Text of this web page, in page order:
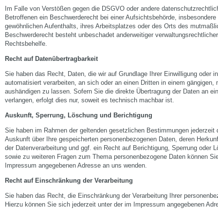
Im Falle von Verstößen gegen die DSGVO oder andere
Betroffenen ein Beschwerderecht bei einer Aufsichtsbehörde,
gewöhnlichen Aufenthalts, ihres Arbeitsplatzes oder des Orts des
Beschwerderecht besteht unbeschadet anderweitiger
Rechtsbehelfe.
Recht auf Datenübertragbarkeit
Sie haben das Recht, Daten, die wir auf Grundlage Ihrer Einwilligung oder
automatisiert verarbeiten, an sich oder an einen Dritten in einem gängigen,
aushändigen zu lassen. Sofern Sie die direkte Übertragung der Daten an
verlangen, erfolgt dies nur, soweit es technisch machbar ist.
Auskunft, Sperrung, Löschung und Berichtigung
Sie haben im Rahmen der geltenden gesetzlichen Bestimmungen
Auskunft über Ihre gespeicherten personenbezogenen Daten, deren
der Datenverarbeitung und ggf. ein Recht auf Berichtigung, Sperrung oder
sowie zu weiteren Fragen zum Thema personenbezogene Daten können
Impressum angegebenen Adresse an uns wenden.
Recht auf Einschränkung der Verarbeitung
Sie haben das Recht, die Einschränkung der Verarbeitung Ihrer
Hierzu können Sie sich jederzeit unter der im Impressum angegebenen